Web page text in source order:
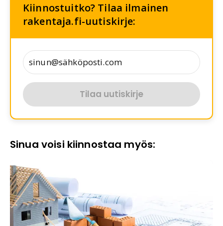
Kiinnostuitko? Tilaa ilmainen
rakentaja.fi-uutiskirje:
Tilaa uutiskirje
Sinua voisi kiinnostaa myös: